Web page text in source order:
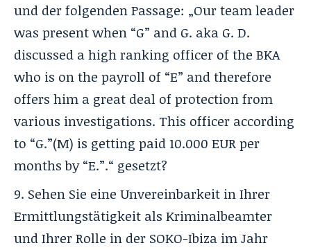
und der folgenden Passage: „Our team leader
was present when “G” and G. aka G. D.
discussed a high ranking officer of the BKA
who is on the payroll of “E” and therefore
offers him a great deal of protection from
various investigations. This officer according
to “G.”(M) is getting paid 10.000 EUR per
months by “E.”.“ gesetzt?
Sehen Sie eine Unvereinbarkeit in Ihrer
Ermittlungstätigkeit als Kriminalbeamter
und Ihrer Rolle in der SOKO-Ibiza im Jahr